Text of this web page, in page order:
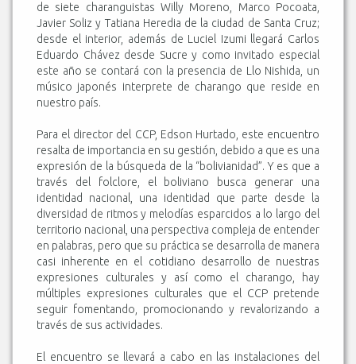
de siete charanguistas Willy Moreno, Marco Pocoata,
Javier Soliz y Tatiana Heredia de la ciudad de Santa Cruz;
desde el interior, además de Luciel Izumi llegará Carlos
Eduardo Chávez desde Sucre y como invitado especial
este año se contará con la presencia de Llo Nishida, un
músico japonés interprete de charango que reside en
nuestro país.
Para el director del CCP, Edson Hurtado, este encuentro
resalta de importancia en su gestión, debido a que es una
expresión de la búsqueda de la “bolivianidad”. Y es que a
través del folclore, el boliviano busca generar una
identidad nacional, una identidad que parte desde la
diversidad de ritmos y melodías esparcidos a lo largo del
territorio nacional, una perspectiva compleja de entender
en palabras, pero que su práctica se desarrolla de manera
casi inherente en el cotidiano desarrollo de nuestras
expresiones culturales y así como el charango, hay
múltiples expresiones culturales que el CCP pretende
seguir fomentando, promocionando y revalorizando a
través de sus actividades.
El encuentro se llevará a cabo en las instalaciones del